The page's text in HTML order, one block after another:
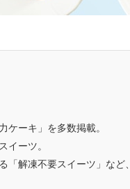
ーキ」を多数掲載。
ーツ。
解凍不要スイーツ」など、